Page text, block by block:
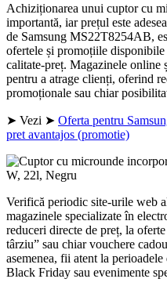
Achiziționarea unui cuptor cu
importantă, iar prețul este
de Samsung MS22T8254AB,
ofertele și promoțiile
calitate-preț. Magazinele online
pentru a atrage clienți, oferind
promoționale sau chiar
➤ Vezi ➤ Oferta pentru
pret avantajos (promotie)
Verifică periodic site-urile web
magazinele specializate în
reduceri directe de preț, la
târziu” sau chiar vouchere
asemenea, fii atent la
Black Friday sau evenimente